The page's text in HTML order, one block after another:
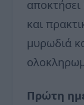
και
μυρωδιά
Πρώτη